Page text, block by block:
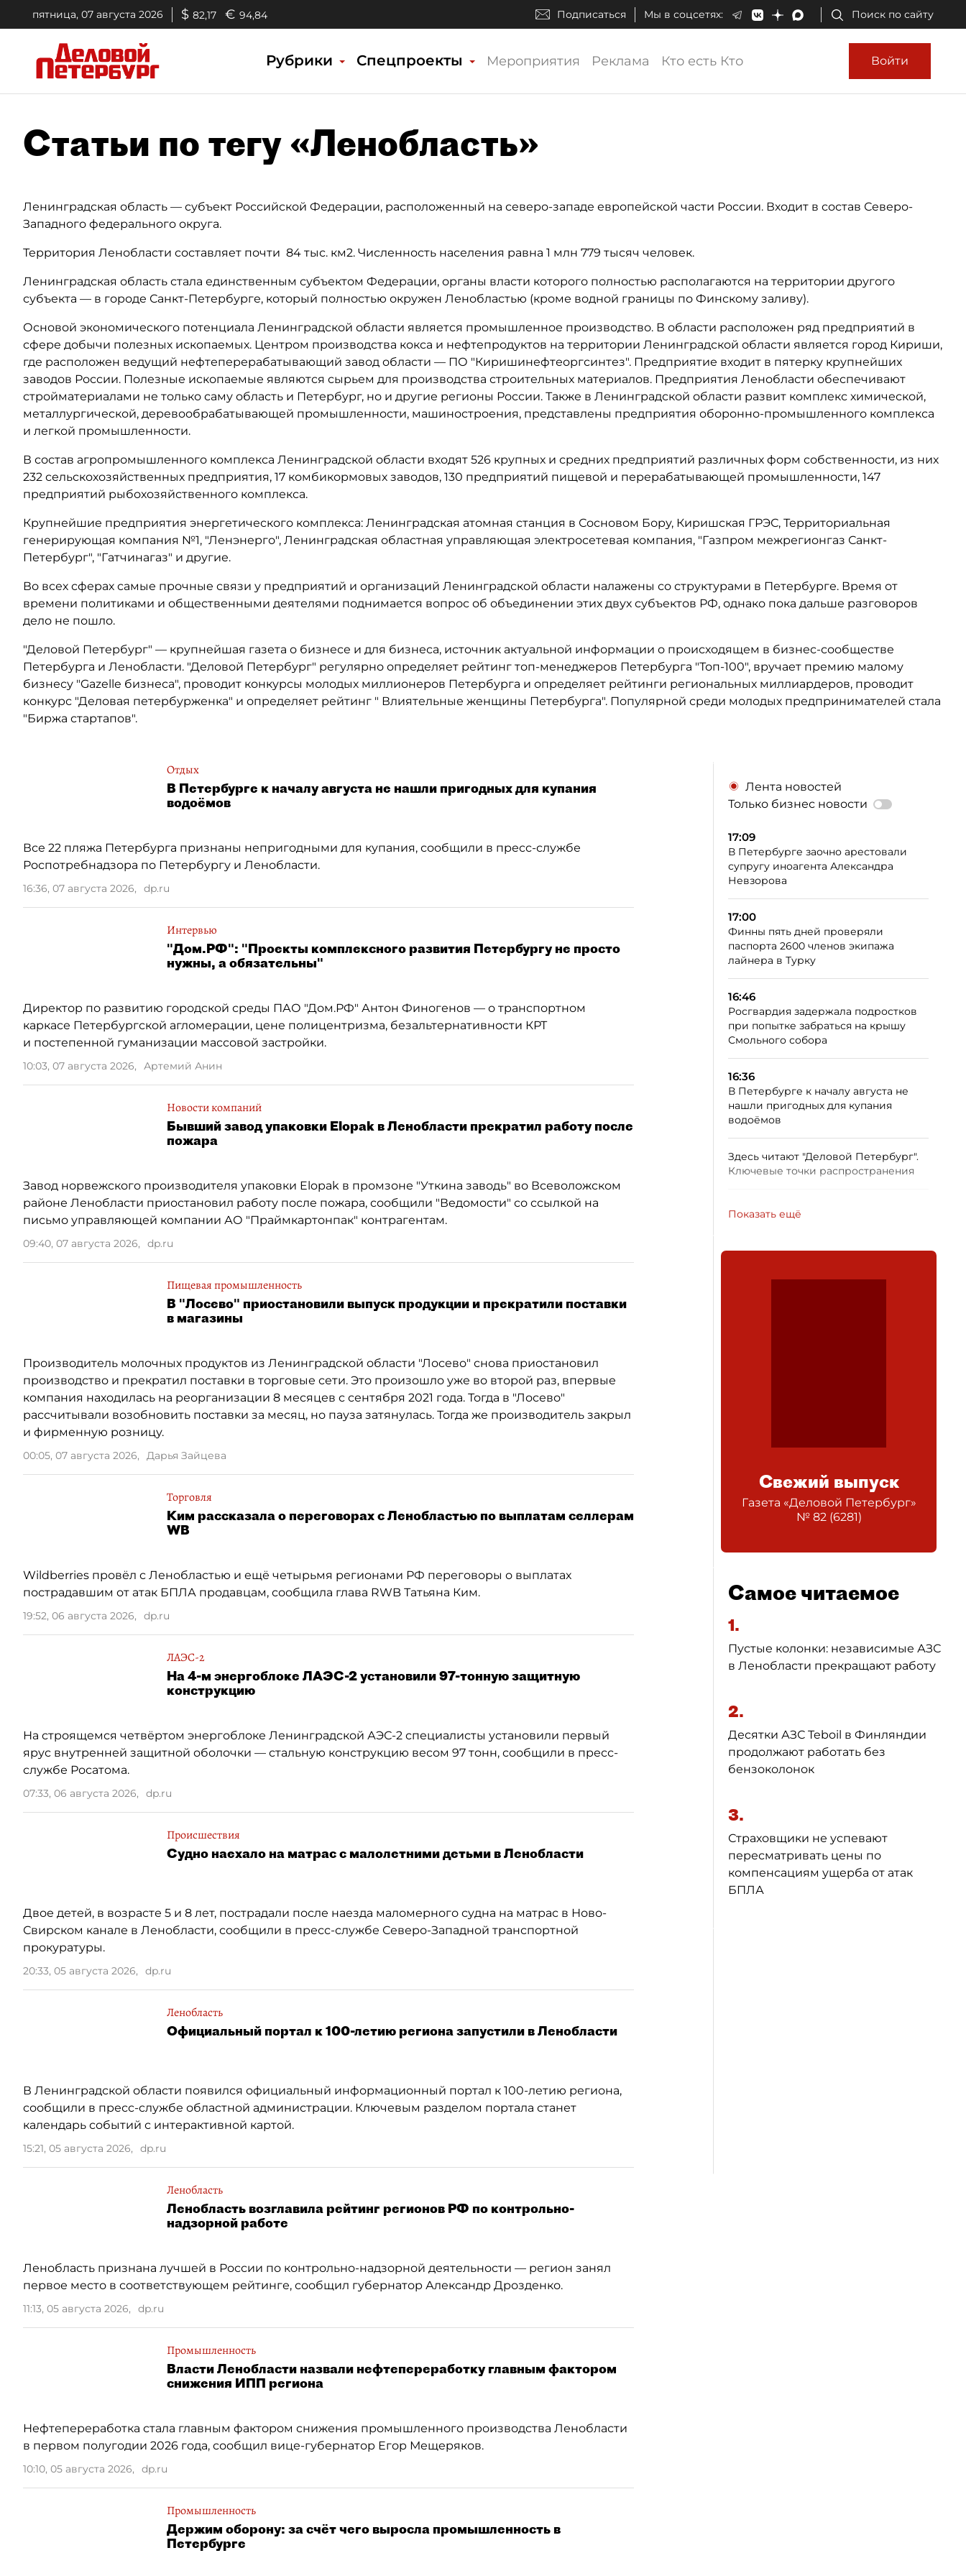
пятница, 07 августа 2026 $ 82,17 € 94,84 Подписаться Мы в соцсетях: Поиск по сайту
Рубрики Спецпроекты Мероприятия Реклама Кто есть Кто Войти
Статьи по тегу «Ленобласть»
Ленинградская область — субъект Российской Федерации, расположенный на северо-западе европейской части России. Входит в состав Северо-
Западного федерального округа.
Территория Ленобласти составляет почти 84 тыс. км2. Численность населения равна 1 млн 779 тысяч человек.
Ленинградская область стала единственным субъектом Федерации, органы власти которого полностью располагаются на территории другого
субъекта — в городе Санкт-Петербурге, который полностью окружен Ленобластью (кроме водной границы по Финскому заливу).
Основой экономического потенциала Ленинградской области является промышленное производство. В области расположен ряд предприятий в
сфере добычи полезных ископаемых. Центром производства кокса и нефтепродуктов на территории Ленинградской области является город Кириши,
где расположен ведущий нефтеперерабатывающий завод области — ПО "Киришинефтеоргсинтез". Предприятие входит в пятерку крупнейших
заводов России. Полезные ископаемые являются сырьем для производства строительных материалов. Предприятия Ленобласти обеспечивают
стройматериалами не только саму область и Петербург, но и другие регионы России. Также в Ленинградской области развит комплекс химической,
металлургической, деревообрабатывающей промышленности, машиностроения, представлены предприятия оборонно-промышленного комплекса
и легкой промышленности.
В состав агропромышленного комплекса Ленинградской области входят 526 крупных и средних предприятий различных форм собственности, из них
232 сельскохозяйственных предприятия, 17 комбикормовых заводов, 130 предприятий пищевой и перерабатывающей промышленности, 147
предприятий рыбохозяйственного комплекса.
Крупнейшие предприятия энергетического комплекса: Ленинградская атомная станция в Сосновом Бору, Киришская ГРЭС, Территориальная
генерирующая компания №1, "Ленэнерго", Ленинградская областная управляющая электросетевая компания, "Газпром межрегионгаз Санкт-
Петербург", "Гатчинагаз" и другие.
Во всех сферах самые прочные связи у предприятий и организаций Ленинградской области налажены со структурами в Петербурге. Время от
времени политиками и общественными деятелями поднимается вопрос об объединении этих двух субъектов РФ, однако пока дальше разговоров
дело не пошло.
"Деловой Петербург" — крупнейшая газета о бизнесе и для бизнеса, источник актуальной информации о происходящем в бизнес-сообществе
Петербурга и Ленобласти. "Деловой Петербург" регулярно определяет рейтинг топ-менеджеров Петербурга "Топ-100", вручает премию малому
бизнесу "Gazelle бизнеса", проводит конкурсы молодых миллионеров Петербурга и определяет рейтинги региональных миллиардеров, проводит
конкурс "Деловая петербурженка" и определяет рейтинг " Влиятельные женщины Петербурга". Популярной среди молодых предпринимателей стала
"Биржа стартапов".
Отдых
В Петербурге к началу августа не нашли пригодных для купания
водоёмов
Все 22 пляжа Петербурга признаны непригодными для купания, сообщили в пресс-службе
Роспотребнадзора по Петербургу и Ленобласти.
16:36, 07 августа 2026, dp.ru
Интервью
"Дом.РФ": "Проекты комплексного развития Петербургу не просто
нужны, а обязательны"
Директор по развитию городской среды ПАО "Дом.РФ" Антон Финогенов — о транспортном
каркасе Петербургской агломерации, цене полицентризма, безальтернативности КРТ
и постепенной гуманизации массовой застройки.
10:03, 07 августа 2026, Артемий Анин
Новости компаний
Бывший завод упаковки Elopak в Ленобласти прекратил работу после
пожара
Завод норвежского производителя упаковки Elopak в промзоне "Уткина заводь" во Всеволожском
районе Ленобласти приостановил работу после пожара, сообщили "Ведомости" со ссылкой на
письмо управляющей компании АО "Праймкартонпак" контрагентам.
09:40, 07 августа 2026, dp.ru
Пищевая промышленность
В "Лосево" приостановили выпуск продукции и прекратили поставки
в магазины
Производитель молочных продуктов из Ленинградской области "Лосево" снова приостановил
производство и прекратил поставки в торговые сети. Это произошло уже во второй раз, впервые
компания находилась на реорганизации 8 месяцев с сентября 2021 года. Тогда в "Лосево"
рассчитывали возобновить поставки за месяц, но пауза затянулась. Тогда же производитель закрыл
и фирменную розницу.
00:05, 07 августа 2026, Дарья Зайцева
Торговля
Ким рассказала о переговорах с Ленобластью по выплатам селлерам
WB
Wildberries провёл с Ленобластью и ещё четырьмя регионами РФ переговоры о выплатах
пострадавшим от атак БПЛА продавцам, сообщила глава RWB Татьяна Ким.
19:52, 06 августа 2026, dp.ru
ЛАЭС-2
На 4-м энергоблоке ЛАЭС-2 установили 97-тонную защитную
конструкцию
На строящемся четвёртом энергоблоке Ленинградской АЭС-2 специалисты установили первый
ярус внутренней защитной оболочки — стальную конструкцию весом 97 тонн, сообщили в пресс-
службе Росатома.
07:33, 06 августа 2026, dp.ru
Происшествия
Судно наехало на матрас с малолетними детьми в Ленобласти
Двое детей, в возрасте 5 и 8 лет, пострадали после наезда маломерного судна на матрас в Ново-
Свирском канале в Ленобласти, сообщили в пресс-службе Северо-Западной транспортной
прокуратуры.
20:33, 05 августа 2026, dp.ru
Ленобласть
Официальный портал к 100-летию региона запустили в Ленобласти
В Ленинградской области появился официальный информационный портал к 100-летию региона,
сообщили в пресс-службе областной администрации. Ключевым разделом портала станет
календарь событий с интерактивной картой.
15:21, 05 августа 2026, dp.ru
Ленобласть
Ленобласть возглавила рейтинг регионов РФ по контрольно-
надзорной работе
Ленобласть признана лучшей в России по контрольно-надзорной деятельности — регион занял
первое место в соответствующем рейтинге, сообщил губернатор Александр Дрозденко.
11:13, 05 августа 2026, dp.ru
Промышленность
Власти Ленобласти назвали нефтепереработку главным фактором
снижения ИПП региона
Нефтепереработка стала главным фактором снижения промышленного производства Ленобласти
в первом полугодии 2026 года, сообщил вице-губернатор Егор Мещеряков.
10:10, 05 августа 2026, dp.ru
Промышленность
Держим оборону: за счёт чего выросла промышленность в
Петербурге
Лента новостей
Только бизнес новости
17:09
В Петербурге заочно арестовали
супругу иноагента Александра
Невзорова
17:00
Финны пять дней проверяли
паспорта 2600 членов экипажа
лайнера в Турку
16:46
Росгвардия задержала подростков
при попытке забраться на крышу
Смольного собора
16:36
В Петербурге к началу августа не
нашли пригодных для купания
водоёмов
Здесь читают "Деловой Петербург".
Ключевые точки распространения
Показать ещё
Свежий выпуск
Газета «Деловой Петербург»
№ 82(6281)
Самое читаемое
1.
Пустые колонки: независимые АЗС
в Ленобласти прекращают работу
2.
Десятки АЗС Teboil в Финляндии
продолжают работать без
бензоколонок
3.
Страховщики не успевают
пересматривать цены по
компенсациям ущерба от атак
БПЛА